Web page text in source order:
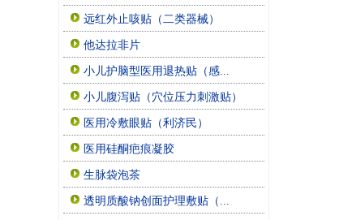
远红外止咳贴（二类器械）
他达拉非片
小儿护脑型医用退热贴（感...
小儿腹泻贴（穴位压力刺激贴）
医用冷敷眼贴（利济民）
医用硅酮疤痕凝胶
生脉袋泡茶
透明质酸钠创面护理敷贴（...